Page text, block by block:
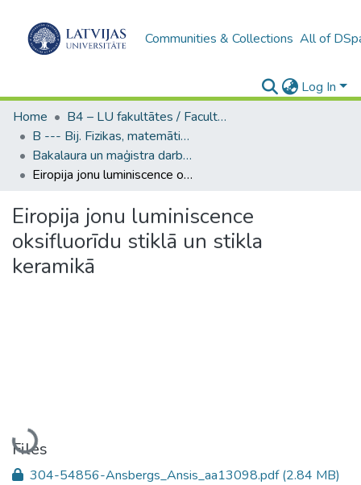
Communities & Collections All of
Log In
Home
B4 – LU fakultātes / Faculties of the UL
B --- Bij. Fizikas, matemātikas un optometrijas fakultātes studentu noslēguma darbi / Faculty of Physics, Mathematics and Optometry - Graduate works
Bakalaura un maģistra darbi (FMOF) / Bachelor's and Master's theses
Eiropija jonu luminiscence oksifluorīdu stiklā un stikla keramikā
Eiropija jonu luminiscence
oksifluorīdu stiklā un stikla
keramikā
Loading...
Files
304-54856-Ansbergs_Ansis_aa13098.pdf(2.84 MB)